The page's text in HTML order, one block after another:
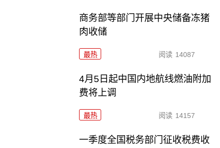
商务部等部门开展中央储备冻猪
肉收储
最热 阅读 14087
4月5日起中国内地航线燃油附加
费将上调
最热 阅读 14157
一季度全国税务部门征收税费收